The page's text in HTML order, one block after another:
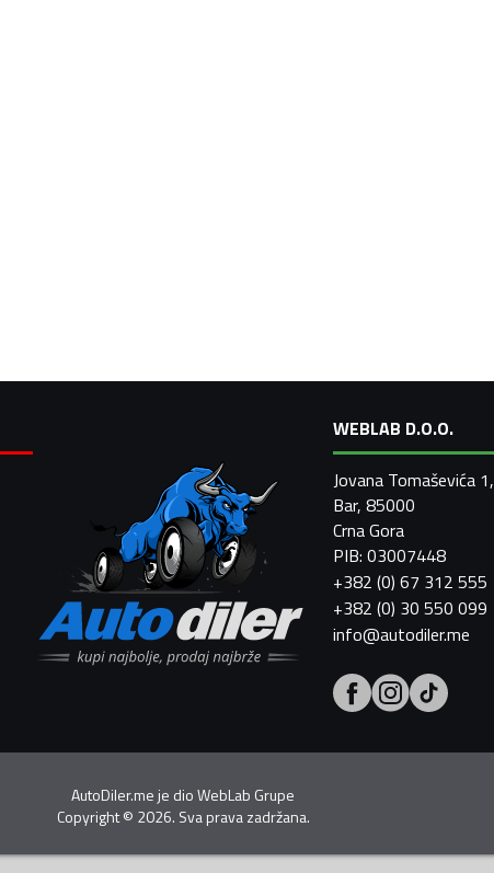
WEBLAB D.O.O.
Jovana Tomaševića 1,
Bar, 85000
Crna Gora
PIB: 03007448
+382 (0) 67 312 555
+382 (0) 30 550 099
info@autodiler.me
AutoDiler.me je dioWebLab Grupe
Copyright© 2026. Sva prava zadržana.